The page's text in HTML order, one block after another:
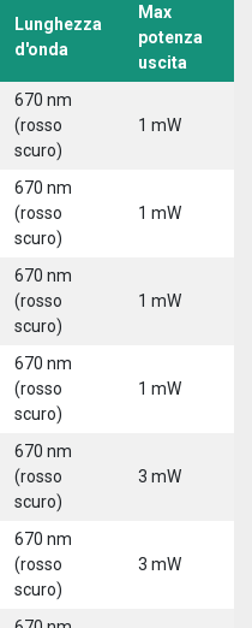
Lunghezza
d'onda
Max
potenza
uscita
670 nm
(rosso
scuro)
1 mW
670 nm
(rosso
scuro)
1 mW
670 nm
(rosso
scuro)
1 mW
670 nm
(rosso
scuro)
1 mW
670 nm
(rosso
scuro)
3 mW
670 nm
(rosso
scuro)
3 mW